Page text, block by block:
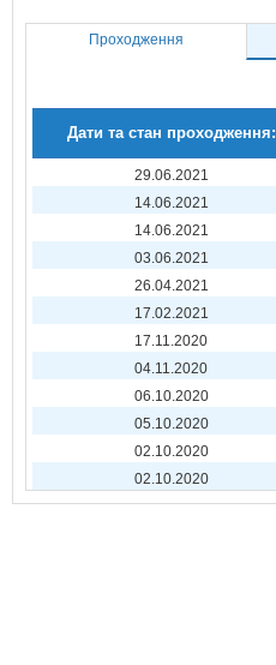
Проходження
Дати та стан проходження:
29.06.2021
14.06.2021
14.06.2021
03.06.2021
26.04.2021
17.02.2021
17.11.2020
04.11.2020
06.10.2020
05.10.2020
02.10.2020
02.10.2020